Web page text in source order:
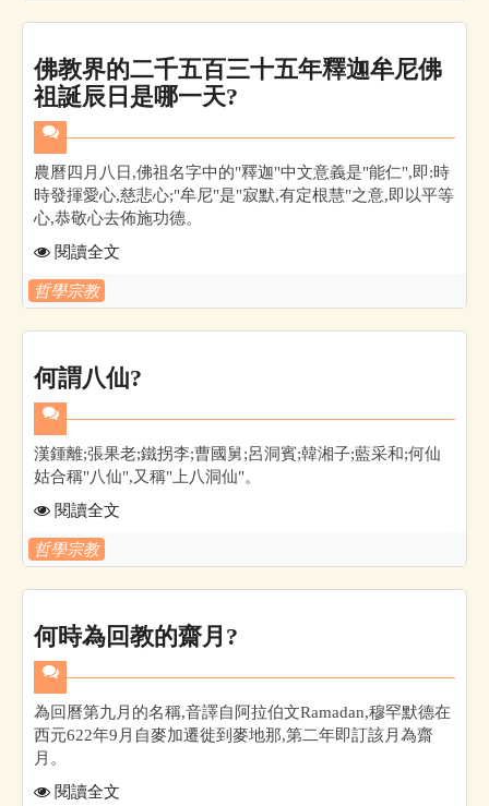
佛教界的二千五百三十五年釋迦牟尼佛
祖誕辰日是哪一天?
農曆四月八日,佛祖名字中的"釋迦"中文意義是"能仁",即:時
時發揮愛心,慈悲心;"牟尼"是"寂默,有定根慧"之意,即以平等
心,恭敬心去佈施功德。
閱讀全文
哲學宗教
何謂八仙?
漢鍾離;張果老;鐵拐李;曹國舅;呂洞賓;韓湘子;藍采和;何仙
姑合稱"八仙",又稱"上八洞仙"。
閱讀全文
哲學宗教
何時為回教的齋月?
為回曆第九月的名稱,音譯自阿拉伯文Ramadan,穆罕默德在
西元622年9月自麥加遷徙到麥地那,第二年即訂該月為齋
月。
閱讀全文